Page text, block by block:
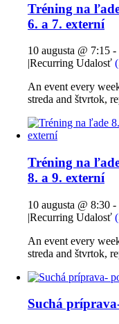
Tréning na
6. a 7. externí
10 augusta @ 7:15 -
|Recurring Udalosť
An event every
streda and štvrtok,
Tréning na
8. a 9. externí
10 augusta @ 8:30 -
|Recurring Udalosť
An event every
streda and štvrtok,
Suchá